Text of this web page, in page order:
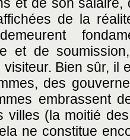
et de son salaire,
de la
et de
Bien sûr, il
des
embrassent
villes (la moitié
ne constitue